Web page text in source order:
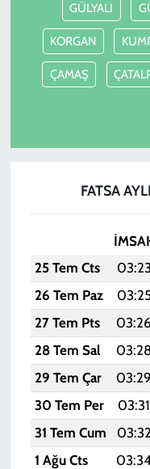
GÜLYALI
KORGAN
ÇAMAŞ
FATSA
25 Tem Cts
26 Tem Paz
27 Tem Pts
03:26
28 Tem Sal
29 Tem Çar
03:29
30 Tem Per
03:31
31 Tem Cum
03:32
1 Ağu Cts